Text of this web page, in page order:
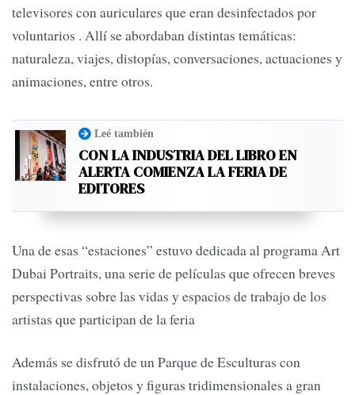
televisores con auriculares que eran desinfectados por
voluntarios . Allí se abordaban distintas temáticas:
naturaleza, viajes, distopías, conversaciones, actuaciones y
animaciones, entre otros.
Leé también
CON LA INDUSTRIA DEL LIBRO EN
ALERTA COMIENZA LA FERIA DE
EDITORES
Una de esas “estaciones” estuvo dedicada al programa Art
Dubai Portraits, una serie de películas que ofrecen breves
perspectivas sobre las vidas y espacios de trabajo de los
artistas que participan de la feria
Además se disfrutó de un Parque de Esculturas con
instalaciones, objetos y figuras tridimensionales a gran